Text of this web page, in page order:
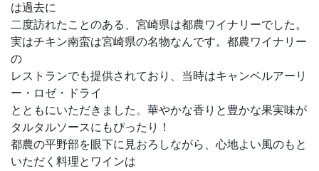
は過去に
二度訪れたことのある、宮崎県は都農ワイナリーでした。
実はチキン南蛮は宮崎県の名物なんです。都農ワイナリー
の
レストランでも提供されており、当時はキャンベルアーリ
ー・ロゼ・ドライ
とともにいただきました。華やかな香りと豊かな果実味が
タルタルソースにもぴったり！
都農の平野部を眼下に見おろしながら、心地よい風のもと
いただく料理とワインは